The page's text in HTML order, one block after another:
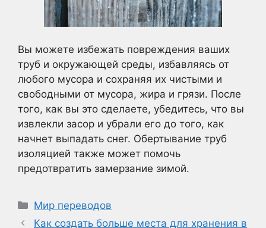
Вы можете избежать повреждения ваших
труб и окружающей среды, избавляясь от
любого мусора и сохраняя их чистыми и
свободными от мусора, жира и грязи. После
того, как вы это сделаете, убедитесь, что вы
извлекли засор и убрали его до того, как
начнет выпадать снег. Обертывание труб
изоляцией также может помочь
предотвратить замерзание зимой.
Рубрики
Мир переводов
Как создать больше места для хранения в